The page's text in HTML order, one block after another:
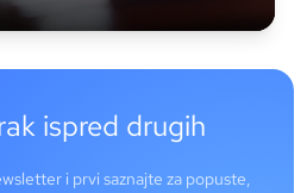
ispred drugih
i prvi saznajte za popuste,